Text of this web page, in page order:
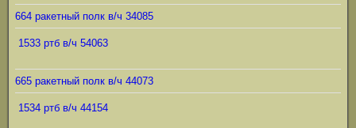
664 ракетный полк в/ч 34085
1533 ртб в/ч 54063
665 ракетный полк в/ч 44073
1534 ртб в/ч 44154